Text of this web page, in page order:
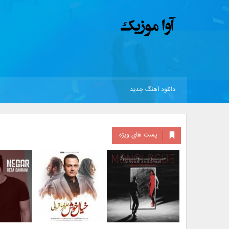
دانلود آهنگ جدید
پست های ویژه